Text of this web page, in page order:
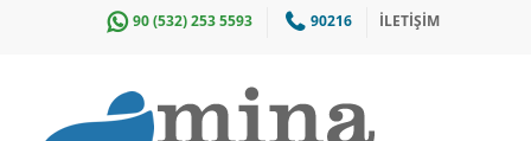
90 (532) 253 5593 90216 İLETİŞİM